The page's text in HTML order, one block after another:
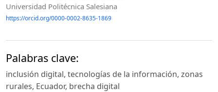
Universidad Politécnica Salesiana
https://orcid.org/0000-0002-8635-1869
Palabras clave:
inclusión digital, tecnologías de la información, zonas
rurales, Ecuador, brecha digital